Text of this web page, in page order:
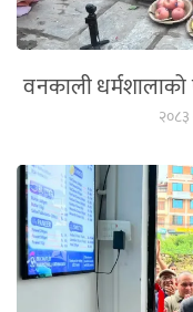
वनकाली धर्मशालाको